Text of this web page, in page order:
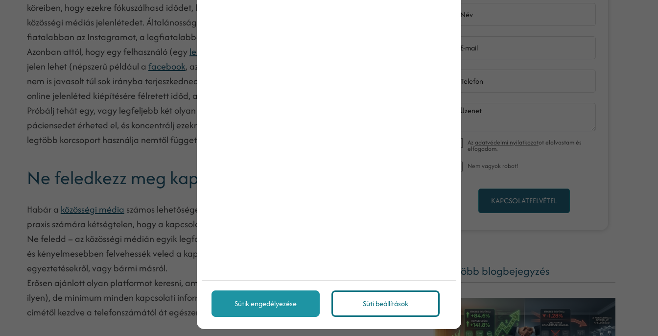
köreiben, hogy ezekre fókuszálhasd idődet, költségvetésedet, és hogy itt építhesd ki úgynevezett
közösségi médiás jelenlétedet. Általánosságban véve az idősebbek inkább a Facebookot használják, a
fiatalabban az Instagramot, a legfiatalabbak pedig a Snapchatet.
Azonban attól, hogy egy felhasználó (egylehetséges ügyfél
jelen lehet (népszerű például a facebook, az
nem is javasolt túl sok irányba terjeszkedned egyszerre. Minél több platform között oszlik meg az
online jelenléted kiépítésére félretett időd, annál sekélyesebb eredményekre számíthatsz majd.
Próbálj tehát egy, vagy legfeljebb két olyan platformot keresni, ahol a legtöbb lehetséges
páciensedet érheted el, és koncentrálj ezekre! A
legtöbb korcsoport használja nemtől függetlenül.
Ne feledkezz meg kapcsolati információidról
Habár a közösségi média számos lehetőséget ad az önmagukat hirdetni vágyók kezébe, egy orvosi
praxis számára kétségtelen, hogy a kapcsolati információk elérhetősége a legfontosabb szempont.
Ne feledd – az közösségi médián egyik legfontosabb célod az, hogy a páciensek minél egyszerűbben
és kényelmesebben felvehessék veled a kapcsolatot, legyen szó itt kérdésekről, időpont-
egyeztetésekről, vagy bármi másról.
Erősen ajánlott olyan platformot keresni, ami lehetőséget kínál mindezekre (a Facebook például
ilyen), de minimum minden kapcsolati információt el kell hogy tudj helyezni profilodon a rendelő
címétől kezdve a telefonszámától át egészen az
címig.
Név
E-mail
Telefon
Üzenet
Azadatvédelmi nyilatkozatot elolvastam és
elfogadom.
Nem vagyok robot!
KAPCSOLATFELVÉTEL
Még több blogbejegyzés
Sütik engedélyezése Süti beállítások